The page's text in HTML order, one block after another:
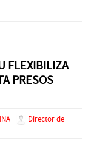
FLEXIBILIZA
PRESOS
Director de